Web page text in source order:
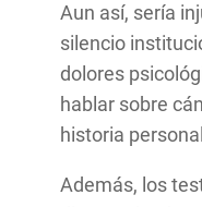
Aun así, sería
silencio
dolores
hablar sobre
historia
Además, los